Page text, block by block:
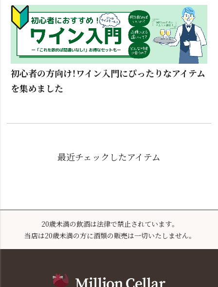
初心者の方向け！ワイン入門にぴったりなアイテム
を集めました
最近チェックしたアイテム
20歳未満の飲酒は法律で禁止されています。
当店は20歳未満の方に酒類の販売は一切いたしません。